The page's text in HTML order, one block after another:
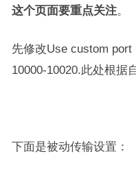
这个页面要重点关注。
先修改Use custom port
10000-10020.此处根据
下面是被动传输设置：